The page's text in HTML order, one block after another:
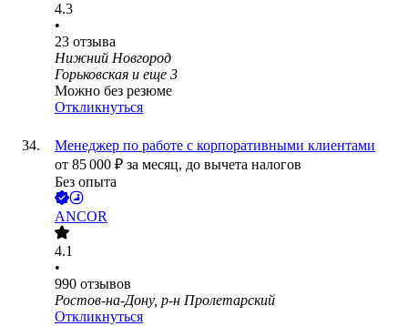
4.3
•
23 отзыва
Нижний Новгород
Горьковская и еще 3
Можно без резюме
Откликнуться
Менеджер по работе с корпоративными клиентами
от 85 000 ₽ за месяц, до вычета налогов
Без опыта
ANCOR
4.1
•
990 отзывов
Ростов-на-Дону, р-н Пролетарский
Откликнуться